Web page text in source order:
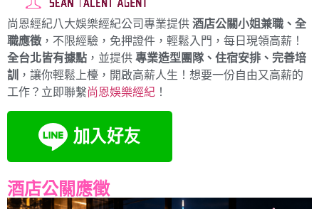
尚恩經紀八大娛樂經紀公司專業提供 酒店公關小姐兼職、全
職應徵 ，不限經驗，免押證件，輕鬆入門，每日現領高薪！
全台北皆有據點 ，並提供 專業造型團隊、住宿安排、完善培
訓
，讓你輕鬆上檯，開啟高薪人生！想要一份自由又高薪的
工作？立即聯繫尚恩娛樂經紀 ！
酒店公關應徵